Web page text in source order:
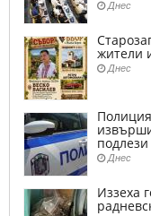
Днес
жители
Днес
подлези
Днес
Иззеха